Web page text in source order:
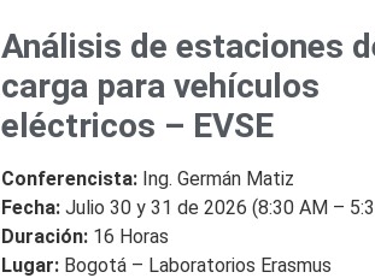
Análisis de estaciones
carga para vehículos
eléctricos – EVSE
Conferencista: Ing. Germán Matiz
Fecha: Julio 30 y 31 de 2026 (8:30 AM –
Duración: 16 Horas
Lugar: Bogotá – Laboratorios Erasmus